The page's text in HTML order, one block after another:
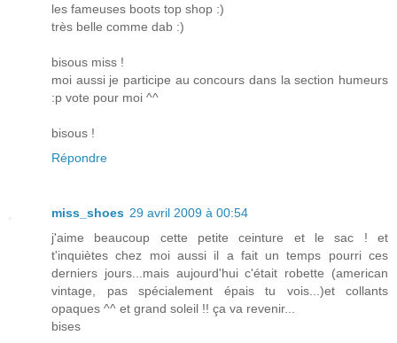
les fameuses boots top shop :)
très belle comme dab :)
bisous miss !
moi aussi je participe au concours dans la section humeurs
:p vote pour moi ^^
bisous !
Répondre
miss_shoes 29 avril 2009 à 00:54
j'aime beaucoup cette petite ceinture et le sac ! et
t'inquiètes chez moi aussi il a fait un temps pourri ces
derniers jours...mais aujourd'hui c'était robette (american
vintage, pas spécialement épais tu vois...)et collants
opaques ^^ et grand soleil !! ça va revenir...
bises